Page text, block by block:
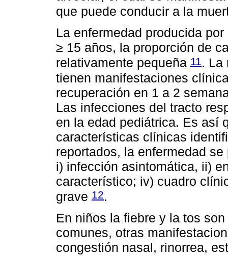
que puede conducir a la
La enfermedad producida
≥ 15 años, la proporción de
relativamente pequeña 11 . La
tienen manifestaciones
recuperación en 1 a 2
Las infecciones del tracto
en la edad pediátrica. Es así
características clínicas
reportados, la enfermedad
i) infección asintomática, ii)
característico; iv) cuadro
grave 12.
En niños la fiebre y la tos
comunes, otras
congestión nasal, rinorrea,